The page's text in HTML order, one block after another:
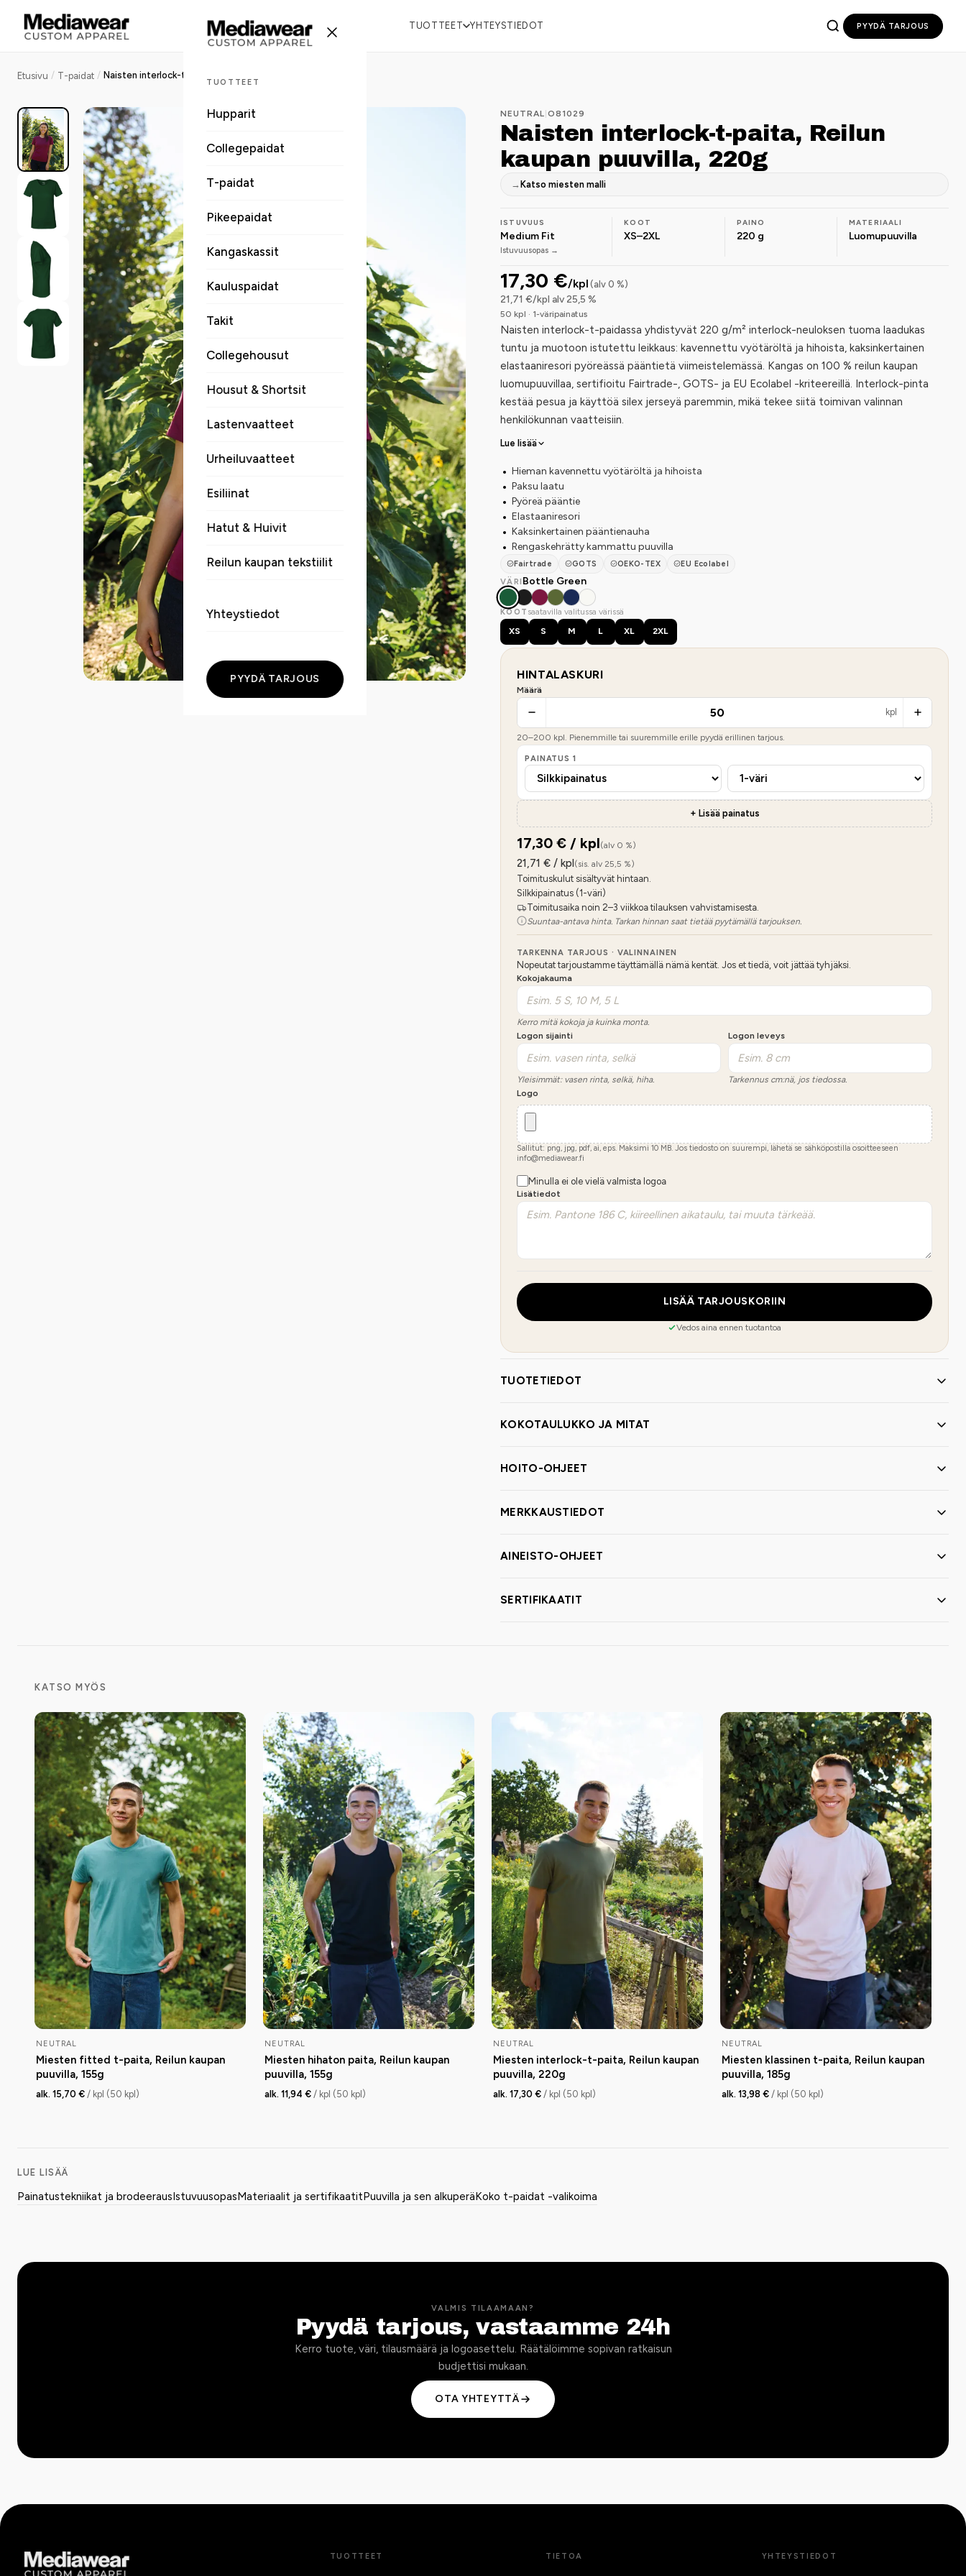
TUOTTEET YHTEYSTIEDOT PYYDÄ TARJOUS
TUOTTEET
Hupparit
Collegepaidat
T-paidat
Pikeepaidat
Kangaskassit
Kauluspaidat
Takit
Collegehousut
Housut & Shortsit
Lastenvaatteet
Urheiluvaatteet
Esiliinat
Hatut & Huivit
Reilun kaupan tekstiilit
Yhteystiedot
PYYDÄ TARJOUS
Etusivu / T-paidat /
NEUTRAL O81029
Naisten interlock-t-paita, Reilun
kaupan puuvilla, 220g
→ Katso miesten malli
ISTUVUUS
Medium Fit
Istuvuusopas →
KOOT
XS–2XL
PAINO
220 g
MATERIAALI
Luomupuuvilla
17,30 €/kpl (alv 0 %)
21,71 €/kpl alv 25,5 %
50 kpl · 1-väripainatus
Naisten interlock-t-paidassa yhdistyvät 220 g/m² interlock-neuloksen tuoma laadukas
tuntu ja muotoon istutettu leikkaus: kavennettu vyötäröltä ja hihoista, kaksinkertainen
elastaaniresori pyöreässä pääntietä viimeistelemässä. Kangas on 100 % reilun kaupan
luomupuuvillaa, sertifioitu Fairtrade-, GOTS- ja EU Ecolabel -kriteereillä. Interlock-pinta
kestää pesua ja käyttöä silex jerseyä paremmin, mikä tekee siitä toimivan valinnan
henkilökunnan vaatteisiin.
Lue lisää
Hieman kavennettu vyötäröltä ja hihoista
Paksu laatu
Pyöreä pääntie
Elastaaniresori
Kaksinkertainen pääntienauha
Rengaskehrätty kammattu puuvilla
Fairtrade GOTS OEKO-TEX
EU Ecolabel
VÄRI Bottle Green
KOOT saatavilla valitussa värissä
XS
S M L XL 2XL
HINTALASKURI
Määrä
kpl
20–200 kpl. Pienemmille tai suuremmille erille pyydä erillinen tarjous.
PAINATUS 1
+ Lisää painatus
17,30 € / kpl(alv 0 %)
21,71 € / kpl(sis. alv 25,5 %)
Toimituskulut sisältyvät hintaan.
Silkkipainatus (1-väri)
Toimitusaika noin 2–3 viikkoa tilauksen vahvistamisesta.
Suuntaa-antava hinta. Tarkan hinnan saat tietää pyytämällä tarjouksen.
TARKENNA TARJOUS · VALINNAINEN
Nopeutat tarjoustamme täyttämällä nämä kentät. Jos et tiedä, voit jättää tyhjäksi.
Kokojakauma
Kerro mitä kokoja ja kuinka monta.
Logon sijainti
Yleisimmät: vasen rinta, selkä, hiha.
Logon leveys
Tarkennus cm:nä, jos tiedossa.
Logo
Sallitut: png, jpg, pdf, ai, eps. Maksimi 10 MB. Jos tiedosto on suurempi, lähetä se sähköpostilla osoitteeseen
info@mediawear.fi
Minulla ei ole vielä valmista logoa
Lisätiedot
LISÄÄ TARJOUSKORIIN
Vedos aina ennen tuotantoa
TUOTETIEDOT
KOKOTAULUKKO JA MITAT
HOITO-OHJEET
MERKKAUSTIEDOT
AINEISTO-OHJEET
SERTIFIKAATIT
KATSO MYÖS
NEUTRAL
Miesten fitted t-paita, Reilun kaupan
puuvilla, 155g
alk. 15,70 € / kpl (50 kpl)
NEUTRAL
Miesten hihaton paita, Reilun kaupan
puuvilla, 155g
alk. 11,94 € / kpl (50 kpl)
NEUTRAL
Miesten interlock-t-paita, Reilun kaupan
puuvilla, 220g
alk. 17,30 € / kpl (50 kpl)
NEUTRAL
Miesten klassinen t-paita, Reilun kaupan
puuvilla, 185g
alk. 13,98 € / kpl (50 kpl)
LUE LISÄÄ
Painatustekniikat ja brodeerausIstuvuusopasMateriaalit ja sertifikaatitPuuvilla ja sen alkuperäKoko t-paidat -valikoima
VALMIS TILAAMAAN?
Pyydä tarjous, vastaamme 24h
Kerro tuote, väri, tilausmäärä ja logoasettelu. Räätälöimme sopivan ratkaisun
budjettisi mukaan.
OTA YHTEYTTÄ
TUOTTEET TIETOA YHTEYSTIEDOT